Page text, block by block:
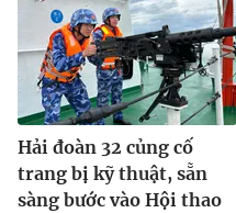
Hải đoàn 32 củng cố
trang bị kỹ thuật, sẵn
sàng bước vào Hội thao